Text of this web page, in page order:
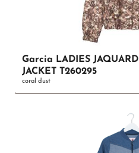
Garcia LADIES JAQUARD
JACKET T260295
coral dust